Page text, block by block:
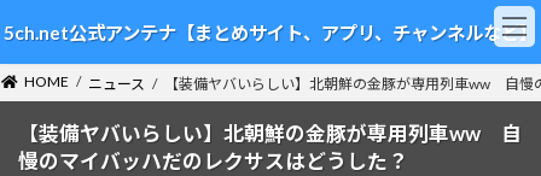
ン
テ
ン
ツ
ビ
ゲ
ー
シ
5ch.net公式アンテナ【まとめサイト、アプリ、チャンネルなど】
HOME ニュース 【装備ヤバいらしい】北朝鮮の金豚が専用列車ww 自
【装備ヤバいらしい】北朝鮮の金豚が専用列車ww 自
慢のマイバッハだのレクサスはどうした？